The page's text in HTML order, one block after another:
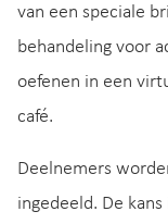
van een speciale
behandeling voor
oefenen in een
café.
Deelnemers
ingedeeld. De